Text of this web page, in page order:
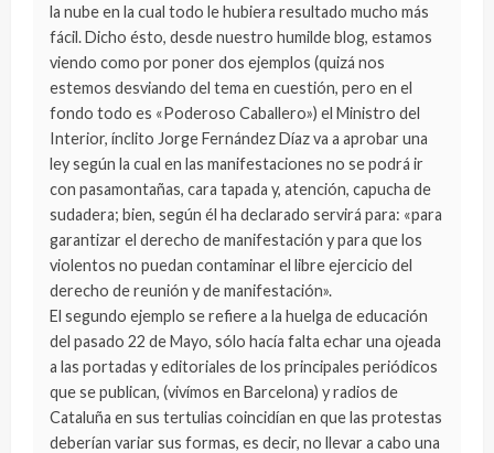
la nube en la cual todo le hubiera resultado mucho más
fácil. Dicho ésto, desde nuestro humilde blog, estamos
viendo como por poner dos ejemplos (quizá nos
estemos desviando del tema en cuestión, pero en el
fondo todo es «Poderoso Caballero») el Ministro del
Interior, ínclito Jorge Fernández Díaz va a aprobar una
ley según la cual en las manifestaciones no se podrá ir
con pasamontañas, cara tapada y, atención, capucha de
sudadera; bien, según él ha declarado servirá para: «para
garantizar el derecho de manifestación y para que los
violentos no puedan contaminar el libre ejercicio del
derecho de reunión y de manifestación».
El segundo ejemplo se refiere a la huelga de educación
del pasado 22 de Mayo, sólo hacía falta echar una ojeada
a las portadas y editoriales de los principales periódicos
que se publican, (vivímos en Barcelona) y radios de
Cataluña en sus tertulias coincidían en que las protestas
deberían variar sus formas, es decir, no llevar a cabo una